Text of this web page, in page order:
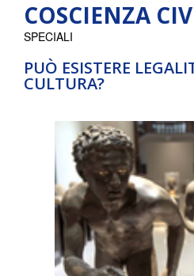
COSCIENZA
PUÒ ESISTERE
CULTURA?
SPECIALI